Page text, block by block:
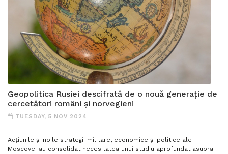
Geopolitica Rusiei descifrată de o nouă generație de
cercetători români și norvegieni
TUESDAY, 5 NOV 2024
Acțiunile și noile strategii militare, economice și politice ale
Moscovei au consolidat necesitatea unui studiu aprofundat asupra